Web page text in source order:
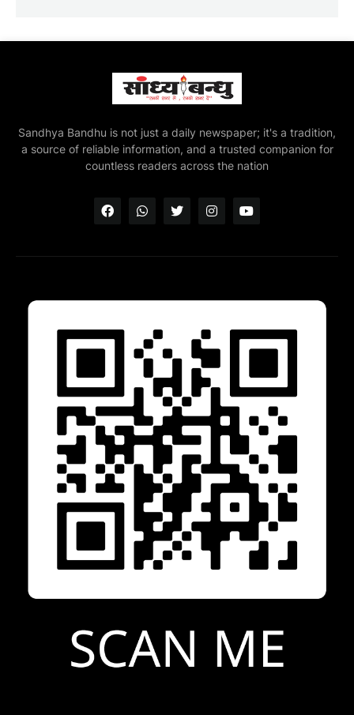
Sandhya Bandhu is not just a daily newspaper; it's a tradition,
a source of reliable information, and a trusted companion for
countless readers across the nation